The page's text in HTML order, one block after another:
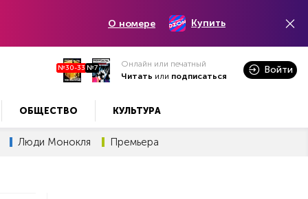
О номере Купить
№30-33 №7
Онлайн или печатный
Читать или подписаться
Войти
ОБЩЕСТВО КУЛЬТУРА
Люди Монокля Премьера